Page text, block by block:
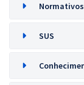
Normativos
SUS